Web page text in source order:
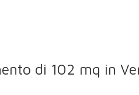
di 102 mq in